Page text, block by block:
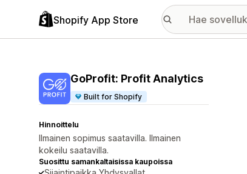
Shopify App Store
GoProfit: Profit Analytics
Built for Shopify
Hinnoittelu
Ilmainen sopimus saatavilla. Ilmainen
kokeilu saatavilla.
Suosittu samankaltaisissa kaupoissa